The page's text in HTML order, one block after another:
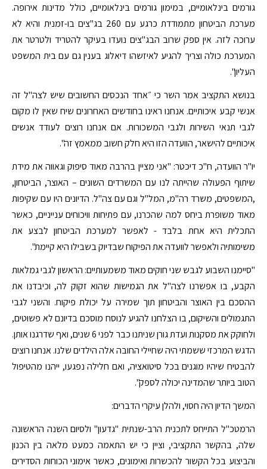
גורמים בינלאומיים, במימון גורמים בינלאומיים, כולל מדינות אירופה.
מערכת הביטחון מתמודדת כרגע עם 260 בג"צים בו-זמנית והיא לא
ערוכה לזה. אין ספק שרוב הבג"צים נועדו בעיקר להטריד ולטרטר את
המערכת כולה וצריך להגיע לאיזשהו דיאלוג בענין גם עם בית המשפט
העליון".
בנושא התקציב אמר השר כי ״אחד הנכסים החשובים שיש לצה"ל זה
אנשי קבע איכותיים. אנחנו ראינו בחודשים האחרונים שיח שאין לו מקום
לגבי תנאי השירות ולגבי המשכורות. אם אנחנו רוצים לעודד אנשים
איכותיים להישאר, הוועדה הזו היא חלק חשוב ממאמץ זה".
יו"ר הוועדה, ח"כ דיכטר: "אני מציין בהרבה מאוד סיפוק וגאווה את מידת
שיתוף הפעולה שהייתה לנו עם המשרדים השונים – האוצר, הביטחון,
,המשפטים, משרד רה"מ, המל''ל וגם עם צה''ל. הדיונים היו עם שקיפות
מאוד משופרת ביחס למה שהכרנו, עם פתיחות וויכוחים ענייניים, כאשר
התכלית היא אחת בלבד - לאפשר למערכת הביטחון לבצע את
משימותיה ולאפשר לוועדה את הפיקוח שבדיוק בשבילו היא קיימת".
"סיימנו השבוע לגבש שני חוקים מאוד משמעותיים: הראשון לגבי גמלאות
הקבע, בו אפשרנו לצה''ל את הגמישות שהוא זקוק לה, וכיבדנו את
ההסכם בין האוצר והביטחון תוך שמירה על יכולת פיקוח. והשני לגבי
התגמולים והשיקום, בו הצלחנו להגיע לנוסח מוסכם בדיונם לא פשוטים,
ולחוקק את מסקנות ועדת גורן שניתנו כבר לפני 6 שנים, ואף שדרגנו אותן.
הדגש המרכזי ששמתי היה שחיילי החובה אלה הילדים שלנו. אנחנו רוצים
להבטיח שיהיו מוגנים בכל סיטואציה, ואם חלילה נפגעו, ייהנו מהטיפול
הטוב ביותר שהמדינה יכולה לספק".
המשך הדיון היה חסוי, ולהלן עיקרי הדברים:
הרמטכ"ל התייחס לתכנית הרב-שנתית "גדעון" ולסיום השנה הראשונה
שלה, בהקשר התקציבי, וציין כי יש התאמה כמעט מלאה בין הכנון
והביצוע בכל הקשור להכשרות ואימונים, כאשר אימוני הכוחות הסדירים